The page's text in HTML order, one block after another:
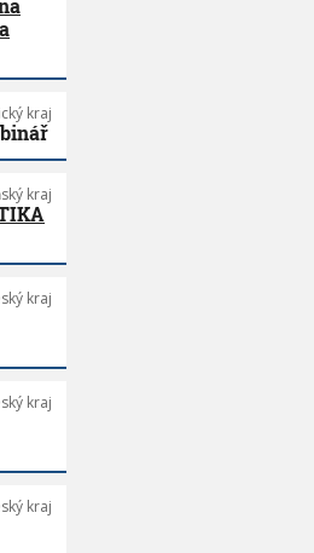
kraj
kraj
kraj
kraj
kraj